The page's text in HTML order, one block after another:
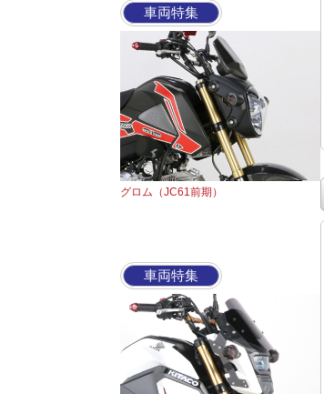
車両特集
グロム（JC61前期）
車両特集